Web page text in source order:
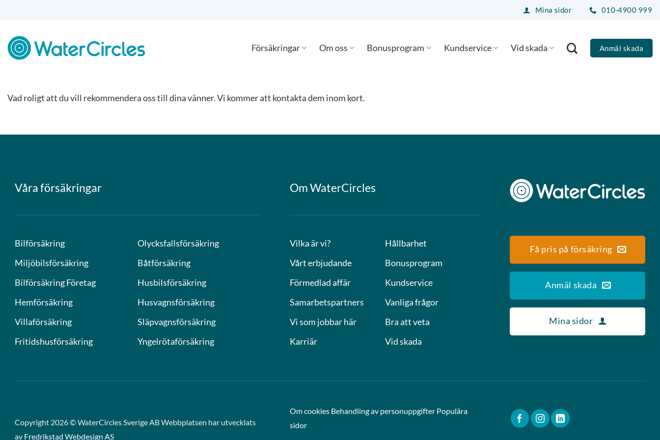
content
Mina sidor 010-4900 999
Försäkringar Om oss Bonusprogram Kundservice Vid skada Anmäl skada
Vad roligt att du vill rekommendera oss till dina vänner. Vi kommer att kontakta dem inom kort.
Våra försäkringar
Bilförsäkring
Miljöbilsförsäkring
Bilförsäkring Företag
Hemförsäkring
Villaförsäkring
Fritidshusförsäkring
Olycksfallsförsäkring
Båtförsäkring
Husbilsförsäkring
Husvagnsförsäkring
Släpvagnsförsäkring
Yngelrötaförsäkring
Om WaterCircles
Vilka är vi?
Vårt erbjudande
Förmedlad affär
Samarbetspartners
Vi som jobbar här
Karriär
Hållbarhet
Bonusprogram
Kundservice
Vanliga frågor
Bra att veta
Vid skada
Få pris på försäkring
Anmäl skada
Mina sidor
Copyright 2026 © WaterCircles Sverige AB Webbplatsen har utvecklats
av Fredrikstad Webdesign AS
Om cookies Behandling av personuppgifter Populära
sidor